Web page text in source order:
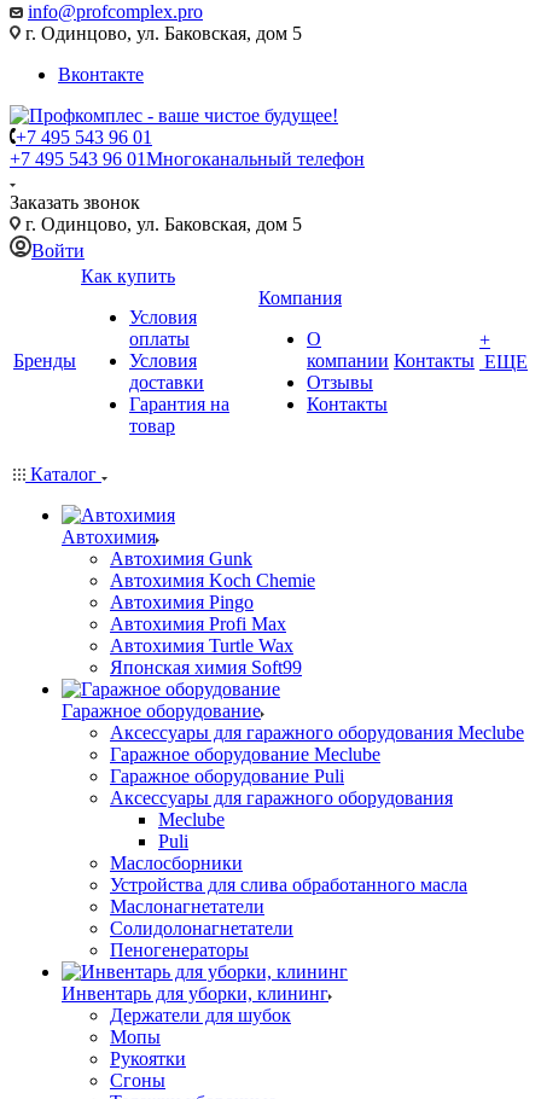
info@profcomplex.pro
г. Одинцово, ул. Баковская, дом 5
Вконтакте
+7 495 543 96 01
+7 495 543 96 01Многоканальный телефон
Заказать звонок
г. Одинцово, ул. Баковская, дом 5
Войти
Бренды
Как купить
Условия
оплаты
Условия
доставки
Гарантия на
товар
Компания
О
компании
Отзывы
Контакты
Контакты
+
ЕЩЕ
Каталог
Автохимия
Автохимия Gunk
Автохимия Koch Chemie
Автохимия Pingo
Автохимия Profi Max
Автохимия Turtle Wax
Японская химия Soft99
Гаражное оборудование
Аксессуары для гаражного оборудования Meclube
Гаражное оборудование Meclube
Гаражное оборудование Puli
Аксессуары для гаражного оборудования
Meclube
Puli
Маслосборники
Устройства для слива обработанного масла
Маслонагнетатели
Солидолонагнетатели
Пеногенераторы
Инвентарь для уборки, клининг
Держатели для шубок
Мопы
Рукоятки
Сгоны